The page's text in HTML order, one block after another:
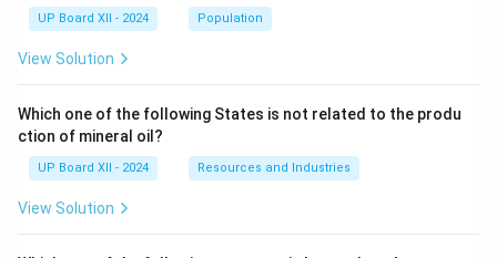
UP Board XII - 2024 Population
View Solution
Which one of the following States is not related to the produ
ction of mineral oil?
UP Board XII - 2024 Resources and Industries
View Solution